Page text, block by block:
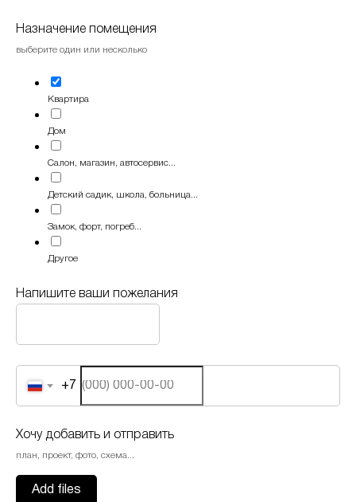
Назначение помещения
выберите один или несколько
Квартира
Дом
Салон, магазин, автосервис...
Детский садик, школа, больница...
Замок, форт, погреб...
Другое
Напишите ваши пожелания
+7
Хочу добавить и отправить
план, проект, фото, схема...
Add files